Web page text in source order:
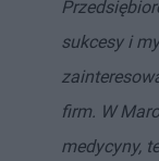
sukcesy i
firm. W
medycyny,